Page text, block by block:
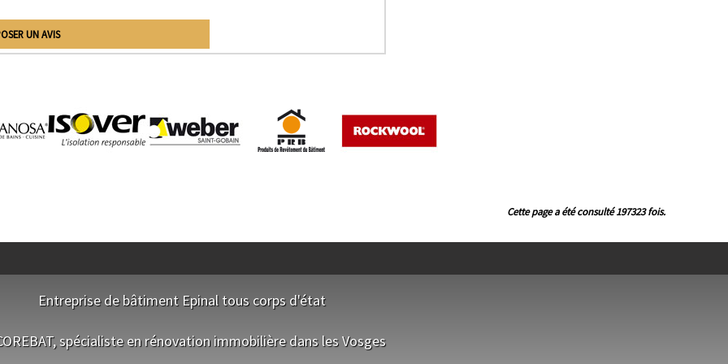
UN AVIS
Cette page a été consulté 197323 fois.
Entreprise de bâtiment Epinal tous corps d'état
spécialiste en rénovation immobilière dans les Vosges